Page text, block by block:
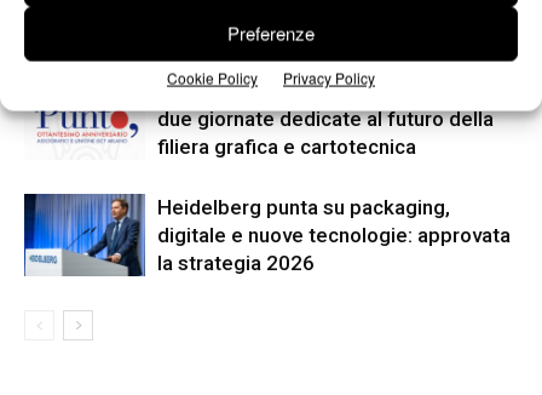
Preferenze
Cookie Policy Privacy Policy
Assografici celebra 80 anni, a Milano
due giornate dedicate al futuro della
filiera grafica e cartotecnica
Heidelberg punta su packaging,
digitale e nuove tecnologie: approvata
la strategia 2026